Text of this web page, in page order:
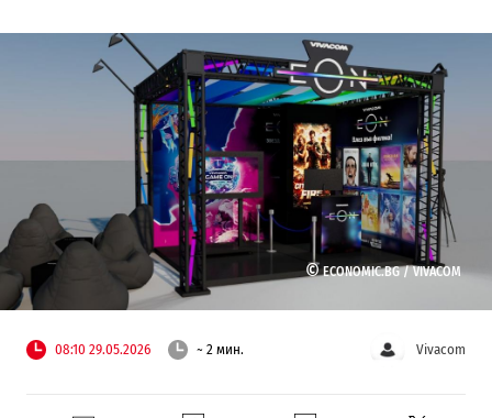
©ECONOMIC.BG / VIVACOM
08:10 29.05.2026 ~ 2 мин. Vivacom